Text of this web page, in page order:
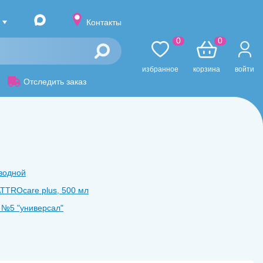
Контакты
Отследить заказ
избранное
0
корзина
0
войти
plus, 500 мл
ʺуниверсалʺ
1:5